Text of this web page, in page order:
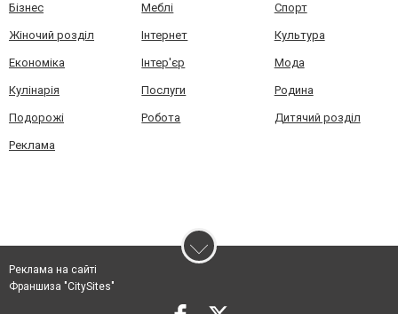
Бізнес Меблі Спорт
Жіночий розділ Інтернет Культура
Економіка Інтер'єр Мода
Кулінарія Послуги Родина
Подорожі Робота Дитячий розділ
Реклама
Реклама на сайті
Франшиза "CitySites"